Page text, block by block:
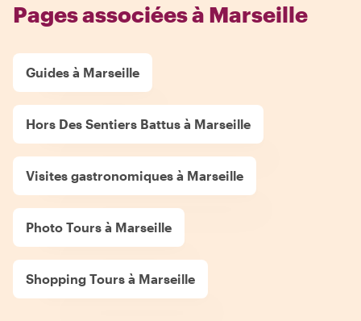
Pages associées à Marseille
Guides à Marseille
Hors Des Sentiers Battus à Marseille
Visites gastronomiques à Marseille
Photo Tours à Marseille
Shopping Tours à Marseille